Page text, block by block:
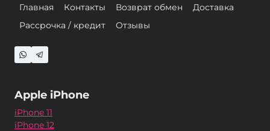
Главная Контакты Возврат обмен
Доставка
Рассрочка / кредит
Отзывы
Apple iPhone
iPhone 11
iPhone 12